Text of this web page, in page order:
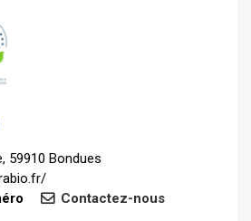
59910 Bondues
Contactez-nous